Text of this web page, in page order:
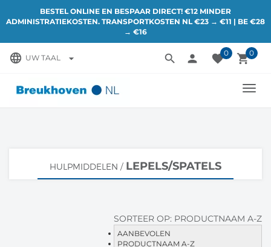
BESTEL ONLINE EN BESPAAR DIRECT! €12 MINDER
ADMINISTRATIEKOSTEN. TRANSPORTKOSTEN NL €23 → €11 | BE €28
→ €16
language UW TAAL arrow_drop_down local_grocery_store0
favorite0
search person
HULPMIDDELEN / LEPELS/SPATELS
SORTEER OP: PRODUCTNAAM A-Z
AANBEVOLEN
PRODUCTNAAM A-Z